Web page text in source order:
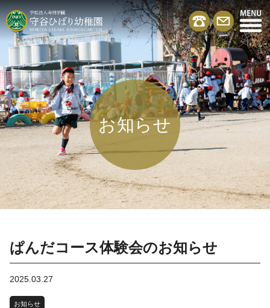
お知らせ
ぱんだコース体験会のお知らせ
2025.03.27
お知らせ